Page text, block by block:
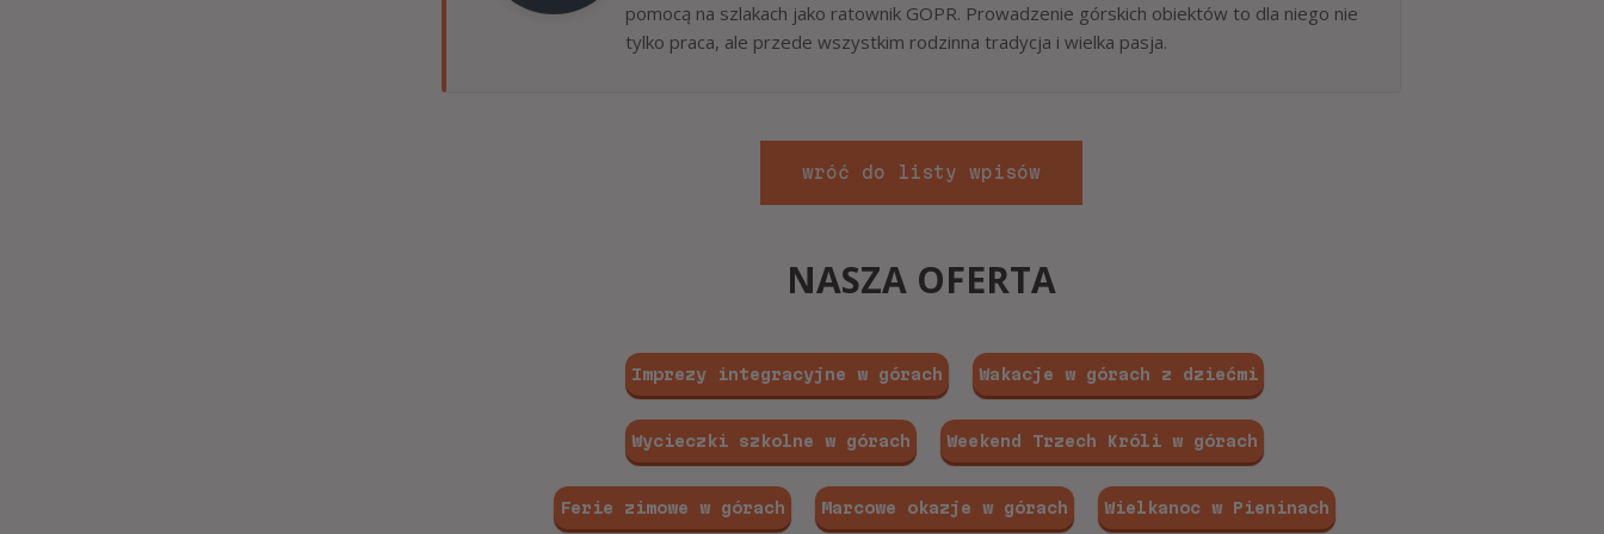
pomocą na szlakach jako ratownik GOPR. Prowadzenie górskich obiektów to dla niego nie
tylko praca, ale przede wszystkim rodzinna tradycja i wielka pasja.
wróć do listy wpisów
NASZA OFERTA
Imprezy integracyjne w górach Wakacje w górach z dziećmi
Wycieczki szkolne w górach Weekend Trzech Króli w górach
Ferie zimowe w górach Marcowe okazje w górach Wielkanoc w Pieninach